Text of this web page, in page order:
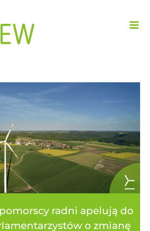
radni apelują do
o zmianę